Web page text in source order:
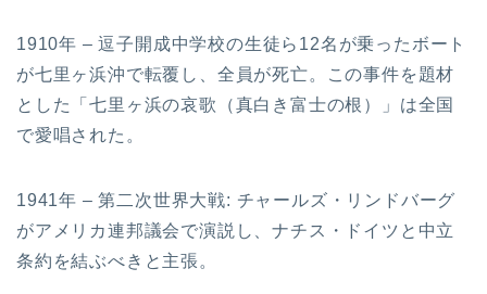
1910年 – 逗子開成中学校の生徒ら12名が乗ったボート
が七里ヶ浜沖で転覆し、全員が死亡。この事件を題材
とした「七里ヶ浜の哀歌（真白き富士の根）」は全国
で愛唱された。
1941年 – 第二次世界大戦: チャールズ・リンドバーグ
がアメリカ連邦議会で演説し、ナチス・ドイツと中立
条約を結ぶべきと主張。